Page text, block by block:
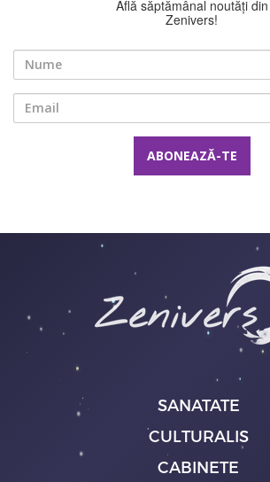
Află săptămânal noutăți din
Zenivers!
SANATATE
CULTURALIS
CABINETE